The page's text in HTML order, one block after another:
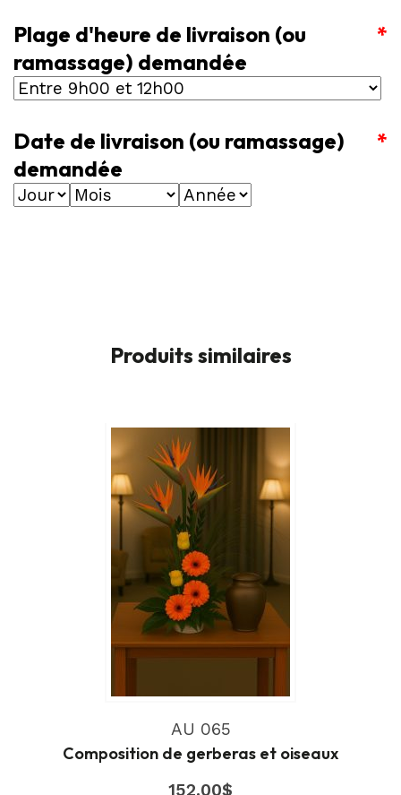
*
Plage d'heure de livraison (ou
ramassage) demandée
*
Date de livraison (ou ramassage)
demandée
Produits similaires
AU 065
Composition de gerberas et oiseaux
152.00$